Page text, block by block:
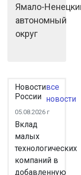
Ямало-
автономный
округ
Новости
России
все
новости
05.08.2026 г
Вклад
малых
технологических
компаний в
добавленную